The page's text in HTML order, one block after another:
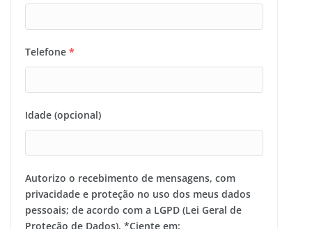
Telefone *
Idade (opcional)
Autorizo o recebimento de mensagens, com
privacidade e proteção no uso dos meus dados
pessoais; de acordo com a LGPD (Lei Geral de
Proteção de Dados). *Ciente em: